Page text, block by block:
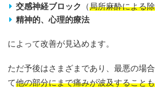
交感神経ブロック
（局所麻酔による
精神的、心理的療法
によって改善が見込めます。
ただ予後はさまざまであり、最悪の場
て他の部分にまで痛みが波及すること